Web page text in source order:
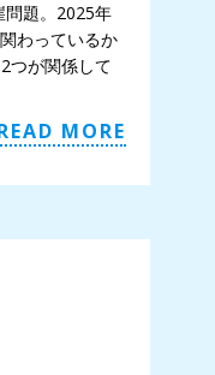
問題。2025年
わっているか
つが関係して
MORE